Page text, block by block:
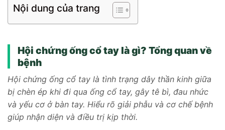
Nội dung của trang
Hội chứng ống cổ tay là gì? Tổng quan về
bệnh
Hội chứng ống cổ tay là tình trạng dây thần kinh giữa
bị chèn ép khi đi qua ống cổ tay, gây tê bì, đau nhức
và yếu cơ ở bàn tay. Hiểu rõ giải phẫu và cơ chế bệnh
giúp nhận diện và điều trị kịp thời.